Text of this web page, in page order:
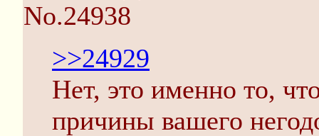
No.24938
>>24929
Нет, это именно то,
причины вашего